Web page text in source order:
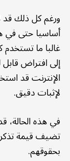
ورغم كل ذلك قد
أساسيا حتى في
غالبا ما
إلى افتراض
الإنترنت قد
لإثبات دقيق.
في هذه الحالة،
تضيف قيمة
بحقوقهم.